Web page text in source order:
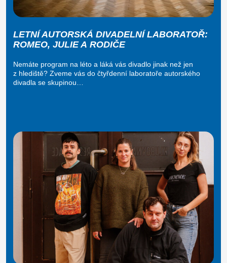
LETNÍ AUTORSKÁ DIVADELNÍ LABORATOŘ:
ROMEO, JULIE A RODIČE
Nemáte program na léto a láká vás divadlo jinak než jen
z hlediště? Zveme vás do čtyřdenní laboratoře autorského
divadla se skupinou…